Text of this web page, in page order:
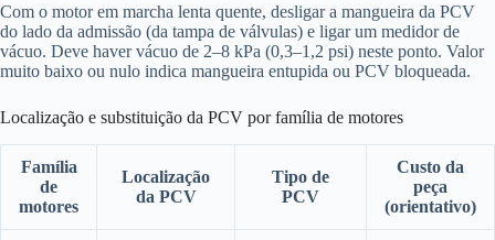
Com o motor em marcha lenta quente, desligar a mangueira da PCV
do lado da admissão (da tampa de válvulas) e ligar um medidor de
vácuo. Deve haver vácuo de 2–8 kPa (0,3–1,2 psi) neste ponto. Valor
muito baixo ou nulo indica mangueira entupida ou PCV bloqueada.
Localização e substituição da PCV por família de motores
Família
de
motores
Localização
da PCV
Tipo de
PCV
Custo da
peça
(orientativo)